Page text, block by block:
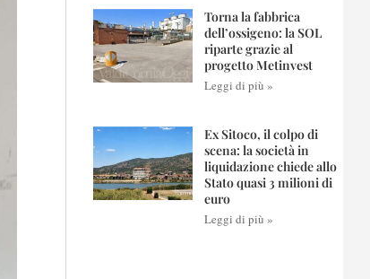
Torna la fabbrica
dell’ossigeno: la SOL
riparte grazie al
progetto Metinvest
Leggi di più »
Ex Sitoco, il colpo di
scena: la società in
liquidazione chiede allo
Stato quasi 3 milioni di
euro
Leggi di più »